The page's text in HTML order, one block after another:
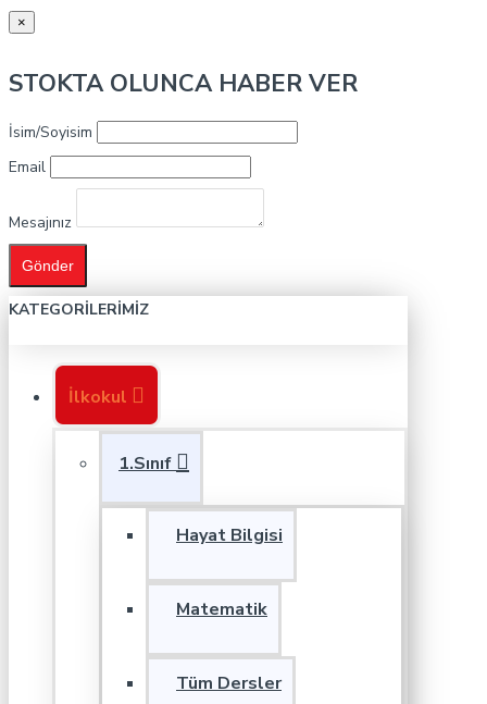
×
STOKTA OLUNCA HABER VER
İsim/Soyisim
Email
Mesajınız
Gönder
KATEGORILERIMIZ
İlkokul
1.Sınıf
Hayat Bilgisi
Matematik
Tüm Dersler